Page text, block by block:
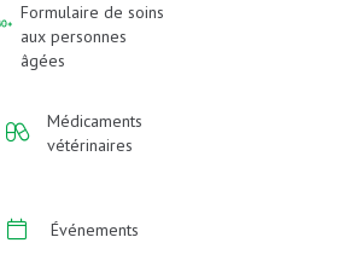
Formulaire de soins
aux personnes
âgées
Médicaments
vétérinaires
Événements